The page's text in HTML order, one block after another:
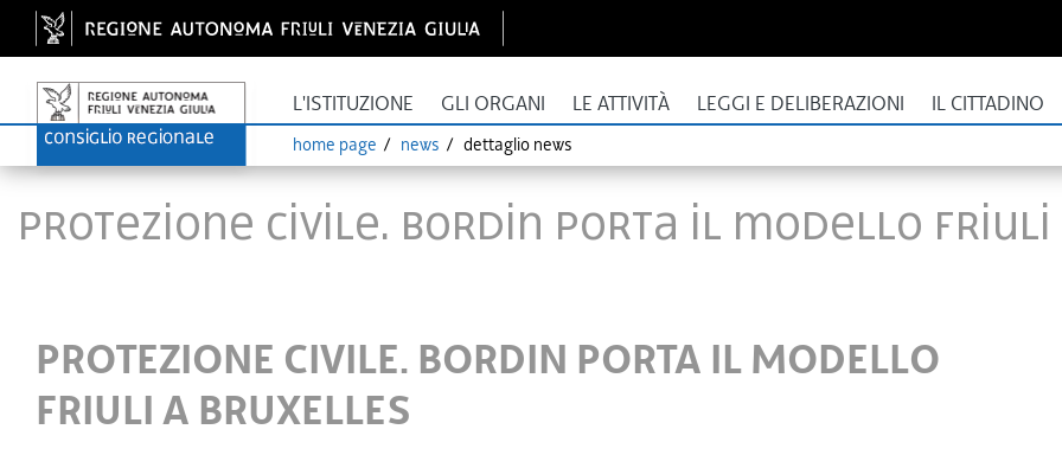
L'ISTITUZIONE GLI ORGANI LE ATTIVITÀ LEGGI E DELIBERAZIONI IL CITTADINO
home page news dettaglio news
PROTEZIONE CIVILE. BORDIN PORTA IL MODELLO
PROTEZIONE CIVILE. BORDIN PORTA IL MODELLO
FRIULI A BRUXELLES